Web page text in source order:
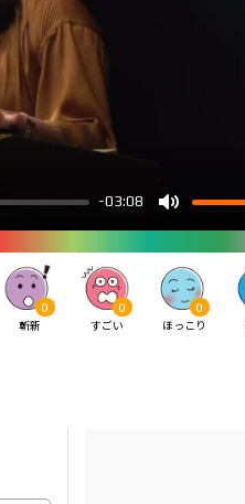
0
斬新
0
すごい
0
ほっこり